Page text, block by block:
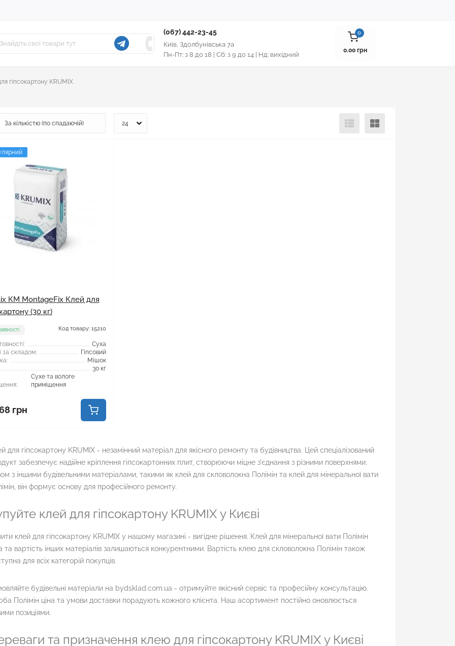
(067) 442-23-45
Київ, Здолбунівська 7а
Пн-Пт: з 8 до 18 | Сб: з 9 до 14 | Нд: вихідний
0
0.00 грн
гіпсокартону KRUMIX
КМ MontageFix Клей для
(30 кг)
Код товару: 15210
Суха
за складом:
Гіпсовий
Мішок
30 кг
Сухе та вологе
приміщення
грн
для гіпсокартону KRUMIX - незамінний матеріал для якісного ремонту та будівництва. Цей спеціалізований
забезпечує надійне кріплення гіпсокартонних плит, створюючи міцне з'єднання з різними поверхнями.
з іншими будівельними матеріалами, такими як клей для скловолокна Полімін та клей для мінеральної вати
він формує основу для професійного ремонту.
клей для гіпсокартону KRUMIX у Києві
клей для гіпсокартону KRUMIX у нашому магазині - вигідне рішення. Клей для мінеральної вати Полімін
та вартість інших матеріалів залишаються конкурентними. Вартість клею для скловолокна Полімін також
для всіх категорій покупців.
будівельні матеріали на bydsklad.com.ua - отримуйте якісний сервіс та професійну консультацію.
Полімін ціна та умови доставки порадують кожного клієнта. Наш асортимент постійно оновлюється
позиціями.
та призначення клею для гіпсокартону KRUMIX у Києві